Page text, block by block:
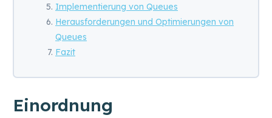
Implementierung von Queues
Herausforderungen und Optimierungen von
Queues
Fazit
Einordnung